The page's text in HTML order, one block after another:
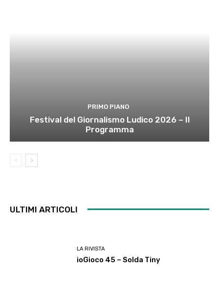
PRIMO PIANO
Festival del Giornalismo Ludico 2026 – Il
Programma
ULTIMI ARTICOLI
LA RIVISTA
ioGioco 45 – Solda Tiny